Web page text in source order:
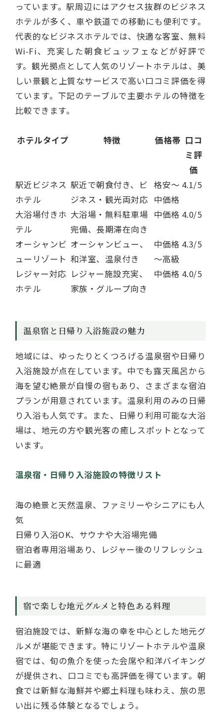
っています。駅周辺にはアクセス抜群のビジネス
ホテルが多く、車や鉄道での移動にも便利です。
代表的なビジネスホテルでは、快適な客室、無料
Wi-Fi、充実した朝食ビュッフェなどが好評で
す。観光拠点として人気のリゾートホテルは、美
しい景観と上質なサービスで高い口コミ評価を得
ています。下記のテーブルで主要ホテルの特徴を
比較できます。
ホテルタイプ 特徴 価格帯 口コ
ミ評
価
駅近ビジネス
ホテル
駅近で朝食付き、ビ
ジネス・観光両対応
格安～
中価格
4.1/5
大浴場付きホ
テル
大浴場・無料駐車場
完備、長期滞在向き
中価格 4.0/5
オーシャンビ
ューリゾート
オーシャンビュー、
和洋室、温泉付き
中価格
～高級
4.3/5
レジャー対応
ホテル
レジャー施設充実、
家族・グループ向き
中価格 4.0/5
温泉宿と日帰り入浴施設の魅力
地域には、ゆったりとくつろげる温泉宿や日帰り
入浴施設が点在しています。中でも露天風呂から
海を望む絶景が自慢の宿もあり、さまざまな宿泊
プランが用意されています。温泉利用のみの日帰
り入浴も人気です。また、日帰り利用可能な大浴
場は、地元の方や観光客の癒しスポットとなって
います。
温泉宿・日帰り入浴施設の特徴リスト
海の絶景と天然温泉、ファミリーやシニアにも人
気
日帰り入浴OK、サウナや大浴場完備
宿泊者専用浴場あり、レジャー後のリフレッシュ
に最適
宿で楽しむ地元グルメと特色ある料理
宿泊施設では、新鮮な海の幸を中心とした地元グ
ルメが堪能できます。特にリゾートホテルや温泉
宿では、旬の魚介を使った会席や和洋バイキング
が提供され、口コミでも高評価を得ています。朝
食では新鮮な海鮮丼や郷土料理も味わえ、旅の思
い出に残る体験となるでしょう。